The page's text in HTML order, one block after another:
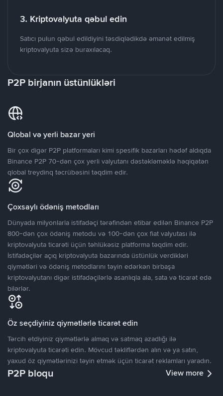
3. Kriptovalyuta qəbul edin
Satıcı pulun qəbul edildiyini təsdiqlədikdə əmanət edilmiş
kriptovalyuta sizə buraxılacaq.
P2P birjanın üstünlükləri
Qlobal və yerli bazar yeri
Bir çox digər P2P platformaları kimi spesifik bazarları hədəf aldıqda
Binance P2P 70-dən çox yerli valyutanı dəstəkləməklə həqiqətən
qlobal treydinq təcrübəsini təqdim edir.
Çoxsaylı ödəniş metodları
Dünyada milyonlarla istifadəçi tərəfindən etibar edilən Binance P2P
800-dən çox ödəniş metodu və 100-dən çox fiat valyutası ilə
kriptovalyuta ticarəti üçün təhlükəsiz platforma təqdim edir.
İstifadəçilər açıq kriptovalyuta bazarında üstünlük verdikləri
qiymətləri və ödəniş metodlarını təyin edərkən birbaşa
kriptovalyutanı digər istifadəçilərlə asanlıqla ala, sata və ticarət edə
bilərlər.
Öz seçdiyiniz qiymətlərlə ticarət edin
Tərcih etdiyiniz qiymətlərlə almaq və satmaq azadlığı ilə
kriptovalyuta ticarəti edin. Mövcud təkliflərdən alın və ya satın,
yaxud öz qiymətlərinizi təyin etmək üçün ticarət reklamları yaradın.
P2P bloqu View more